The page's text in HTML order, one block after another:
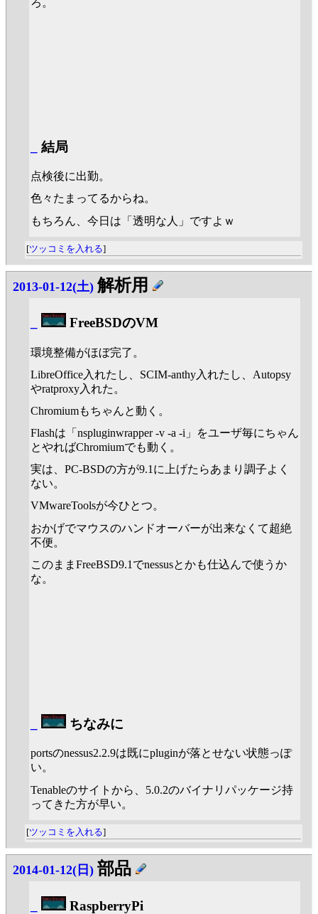
結局
点検後に出勤。
色々たまってるからね。
もちろん、今日は「透明な人」ですよｗ
[ツッコミを入れる]
2013-01-12(土) 解析用
FreeBSDのVM
環境整備がほぼ完了。
LibreOffice入れたし、SCIM-anthy入れたし、Autopsy
やratproxy入れた。
Chromiumもちゃんと動く。
Flashは「nspluginwrapper -v -a -i」をユーザ毎にちゃん
とやればChromiumでも動く。
実は、PC-BSDの方が9.1に上げたらあまり調子よく
ない。
VMwareToolsが今ひとつ。
おかげでマウスのハンドオーバーが出来なくて超絶
不便。
このままFreeBSD9.1でnessusとかも仕込んで使うか
な。
ちなみに
portsのnessus2.2.9は既にpluginが落とせない状態っぽ
い。
Tenableのサイトから、5.0.2のバイナリパッケージ持
ってきた方が早い。
[ツッコミを入れる]
2014-01-12(日) 部品
RaspberryPi